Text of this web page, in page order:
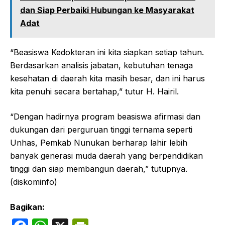
dan Siap Perbaiki Hubungan ke Masyarakat
Adat
“Beasiswa Kedokteran ini kita siapkan setiap tahun.
Berdasarkan analisis jabatan, kebutuhan tenaga
kesehatan di daerah kita masih besar, dan ini harus
kita penuhi secara bertahap,” tutur H. Hairil.
“Dengan hadirnya program beasiswa afirmasi dan
dukungan dari perguruan tinggi ternama seperti
Unhas, Pemkab Nunukan berharap lahir lebih
banyak generasi muda daerah yang berpendidikan
tinggi dan siap membangun daerah,” tutupnya.
(diskominfo)
Bagikan: